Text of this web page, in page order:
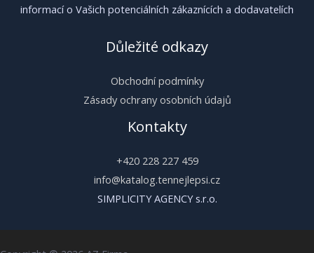
informací o Vašich potenciálních zákaznících a dodavatelích
Důležité odkazy
Obchodní podmínky
Zásady ochrany osobních údajů
Kontakty
+420 228 227 459
info@katalog.tennejlepsi.cz
SIMPLICITY AGENCY s.r.o.